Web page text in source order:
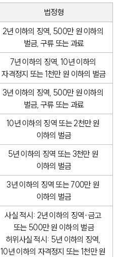
법정형
2년 이하의 징역, 500만 원 이하의
벌금, 구류 또는 과료
7년 이하의 징역, 10년 이하의
자격정지 또는 1천만 원 이하의 벌금
3년 이하의 징역, 500만 원 이하의
벌금, 구류 또는 과료
10년 이하의 징역 또는 2천만 원
이하의 벌금
5년 이하의 징역 또는 3천만 원
이하의 벌금
3년 이하의 징역 또는 700만 원
이하의 벌금
사실 적시: 2년 이하의 징역·금고
또는 500만 원 이하의 벌금
허위사실 적시: 5년 이하의 징역,
10년 이하의 자격정지 또는 1천만 원